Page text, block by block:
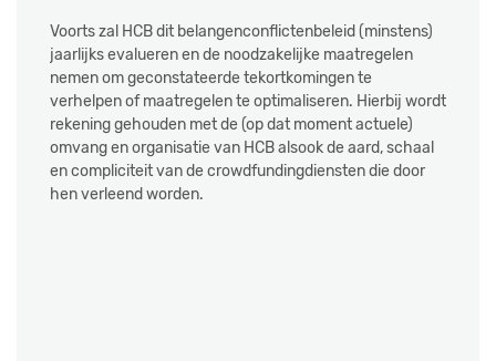
Voorts zal HCB dit belangenconflictenbeleid (minstens)
jaarlijks evalueren en de noodzakelijke maatregelen
nemen om geconstateerde tekortkomingen te
verhelpen of maatregelen te optimaliseren. Hierbij wordt
rekening gehouden met de (op dat moment actuele)
omvang en organisatie van HCB alsook de aard, schaal
en compliciteit van de crowdfundingdiensten die door
hen verleend worden.